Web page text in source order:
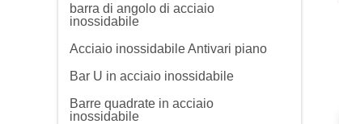
barra di angolo di acciaio
inossidabile
Acciaio inossidabile Antivari piano
Bar U in acciaio inossidabile
Barre quadrate in acciaio
inossidabile